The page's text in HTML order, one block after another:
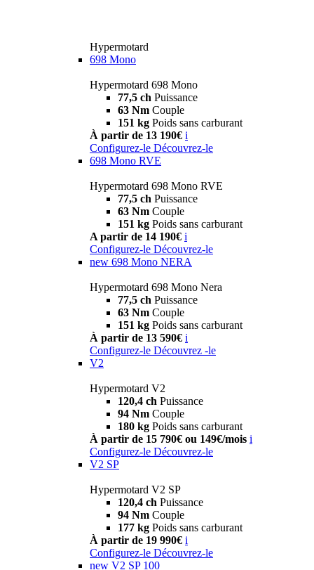
Hypermotard
698 Mono
Hypermotard 698 Mono
77,5 ch Puissance
63 Nm Couple
151 kg Poids sans carburant
À partir de 13 190€ i
Configurez-le Découvrez-le
698 Mono RVE
Hypermotard 698 Mono RVE
77,5 ch Puissance
63 Nm Couple
151 kg Poids sans carburant
A partir de 14 190€ i
Configurez-le Découvrez-le
new 698 Mono NERA
Hypermotard 698 Mono Nera
77,5 ch Puissance
63 Nm Couple
151 kg Poids sans carburant
À partir de 13 590€ i
Configurez-le Découvrez -le
V2
Hypermotard V2
120,4 ch Puissance
94 Nm Couple
180 kg Poids sans carburant
À partir de 15 790€ ou 149€/mois i
Configurez-le Découvrez-le
V2 SP
Hypermotard V2 SP
120,4 ch Puissance
94 Nm Couple
177 kg Poids sans carburant
À partir de 19 990€ i
Configurez-le Découvrez-le
new V2 SP 100